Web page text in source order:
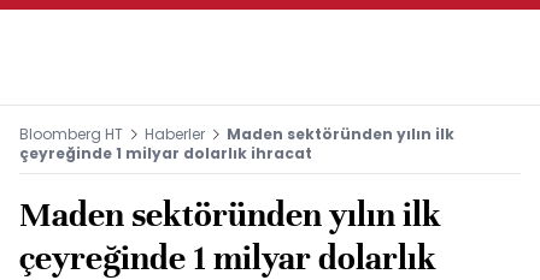
Bloomberg HT Haberler
Maden sektöründen yılın ilk
çeyreğinde 1 milyar dolarlık ihracat
Maden sektöründen yılın ilk
çeyreğinde 1 milyar dolarlık